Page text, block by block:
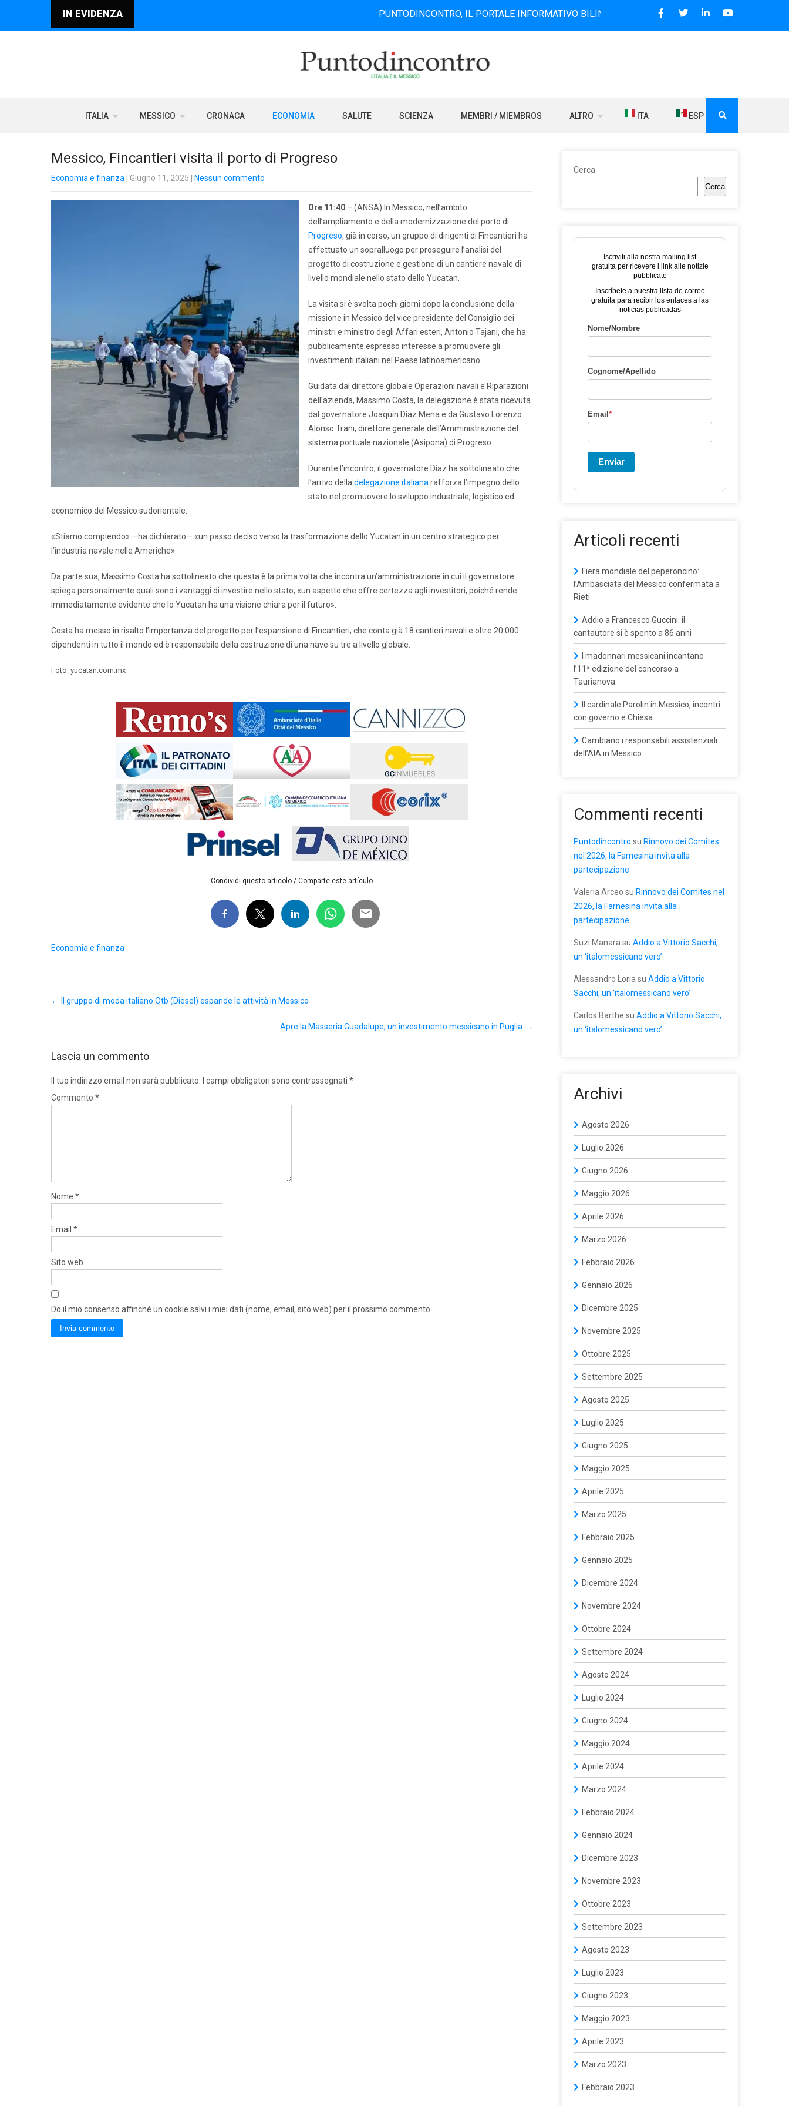
IN EVIDENZA PUNTODINCONTRO, IL PORTALE INFORMATIVO BILINGUE CHE DAL 2006 DIFFONDE NOTIZIE SUI
ITALIA MESSICO CRONACA ECONOMIA SALUTE SCIENZA MEMBRI / MIEMBROS ALTRO ITA ESP
Messico, Fincantieri visita il porto di Progreso
Economia e finanza | Giugno 11, 2025 Nessun commento
Ore 11:40 – (ANSA) In Messico, nell’ambito
dell’ampliamento e della modernizzazione del porto di
Progreso, già in corso, un gruppo di dirigenti di Fincantieri ha
effettuato un sopralluogo per proseguire l’analisi del
progetto di costruzione e gestione di un cantiere navale di
livello mondiale nello stato dello Yucatan.
La visita si è svolta pochi giorni dopo la conclusione della
missione in Messico del vice presidente del Consiglio dei
ministri e ministro degli Affari esteri, Antonio Tajani, che ha
pubblicamente espresso interesse a promuovere gli
investimenti italiani nel Paese latinoamericano.
Guidata dal direttore globale Operazioni navali e Riparazioni
dell’azienda, Massimo Costa, la delegazione è stata ricevuta
dal governatore Joaquín Díaz Mena e da Gustavo Lorenzo
Alonso Trani, direttore generale dell’Amministrazione del
sistema portuale nazionale (Asipona) di Progreso.
Durante l’incontro, il governatore Díaz ha sottolineato che
l’arrivo della delegazione italiana rafforza l’impegno dello
stato nel promuovere lo sviluppo industriale, logistico ed
economico del Messico sudorientale.
«Stiamo compiendo» —ha dichiarato— «un passo deciso verso la trasformazione dello Yucatan in un centro strategico per
l’industria navale nelle Americhe».
Da parte sua, Massimo Costa ha sottolineato che questa è la prima volta che incontra un’amministrazione in cui il governatore
spiega personalmente quali sono i vantaggi di investire nello stato, «un aspetto che offre certezza agli investitori, poiché rende
immediatamente evidente che lo Yucatan ha una visione chiara per il futuro».
Costa ha messo in risalto l’importanza del progetto per l’espansione di Fincantieri, che conta già 18 cantieri navali e oltre 20.000
dipendenti in tutto il mondo ed è responsabile della costruzione di una nave su tre a livello globale.
Foto: yucatan.com.mx
Condividi questo articolo / Comparte este artículo
Economia e finanza
navigation
← Il gruppo di moda italiano Otb (Diesel) espande le attività in Messico
Apre la Masseria Guadalupe, un investimento messicano in Puglia →
Lascia un commento
Il tuo indirizzo email non sarà pubblicato. I campi obbligatori sono contrassegnati *
Commento *
Nome *
Email *
Sito web
Do il mio consenso affinché un cookie salvi i miei dati (nome, email, sito web) per il prossimo commento.
Cerca
Cerca
Iscriviti alla nostra mailing list
gratuita per ricevere i link alle notizie
pubblicate
Inscríbete a nuestra lista de correo
gratuita para recibir los enlaces a las
noticias publicadas
Nome/Nombre
Cognome/Apellido
Email *
Enviar
Articoli recenti
Fiera mondiale del peperoncino:
l’Ambasciata del Messico confermata a
Rieti
Addio a Francesco Guccini: il
cantautore si è spento a 86 anni
I madonnari messicani incantano
l’11ª edizione del concorso a
Taurianova
Il cardinale Parolin in Messico, incontri
con governo e Chiesa
Cambiano i responsabili assistenziali
dell’AIA in Messico
Commenti recenti
Puntodincontro su Rinnovo dei Comites
nel 2026, la Farnesina invita alla
partecipazione
Valeria Arceo su Rinnovo dei Comites nel
2026, la Farnesina invita alla
partecipazione
Suzi Manara su Addio a Vittorio Sacchi,
un ‘italomessicano vero’
Alessandro Loria su Addio a Vittorio
Sacchi, un ‘italomessicano vero’
Carlos Barthe su Addio a Vittorio Sacchi,
un ‘italomessicano vero’
Archivi
Agosto 2026
Luglio 2026
Giugno 2026
Maggio 2026
Aprile 2026
Marzo 2026
Febbraio 2026
Gennaio 2026
Dicembre 2025
Novembre 2025
Ottobre 2025
Settembre 2025
Agosto 2025
Luglio 2025
Giugno 2025
Maggio 2025
Aprile 2025
Marzo 2025
Febbraio 2025
Gennaio 2025
Dicembre 2024
Novembre 2024
Ottobre 2024
Settembre 2024
Agosto 2024
Luglio 2024
Giugno 2024
Maggio 2024
Aprile 2024
Marzo 2024
Febbraio 2024
Gennaio 2024
Dicembre 2023
Novembre 2023
Ottobre 2023
Settembre 2023
Agosto 2023
Luglio 2023
Giugno 2023
Maggio 2023
Aprile 2023
Marzo 2023
Febbraio 2023